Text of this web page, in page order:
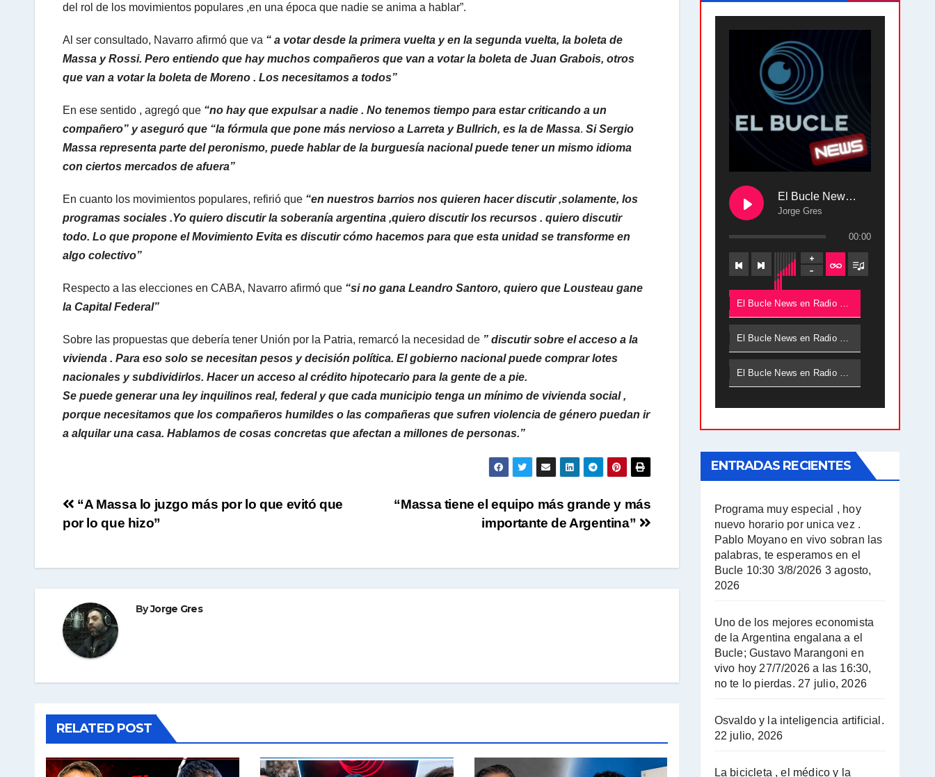
del rol de los movimientos populares ,en una época que nadie se anima a hablar”.
Al ser consultado, Navarro afirmó que va “ a votar desde la primera vuelta y en la segunda vuelta, la boleta de
Massa y Rossi. Pero entiendo que hay muchos compañeros que van a votar la boleta de Juan Grabois, otros
que van a votar la boleta de Moreno . Los necesitamos a todos”
En ese sentido , agregó que “no hay que expulsar a nadie . No tenemos tiempo para estar criticando a un
compañero” y aseguró que “la fórmula que pone más nervioso a Larreta y Bullrich, es la de Massa. Si Sergio
Massa representa parte del peronismo, puede hablar de la burguesía nacional puede tener un mismo idioma
con ciertos mercados de afuera”
En cuanto los movimientos populares, refirió que “en nuestros barrios nos quieren hacer discutir ,solamente, los
programas sociales .Yo quiero discutir la soberanía argentina ,quiero discutir los recursos . quiero discutir
todo. Lo que propone el Movimiento Evita es discutir cómo hacemos para que esta unidad se transforme en
algo colectivo”
Respecto a las elecciones en CABA, Navarro afirmó que “si no gana Leandro Santoro, quiero que Lousteau gane
la Capital Federal”
Sobre las propuestas que debería tener Unión por la Patria, remarcó la necesidad de ” discutir sobre el acceso a la
vivienda . Para eso solo se necesitan pesos y decisión política. El gobierno nacional puede comprar lotes
nacionales y subdividirlos. Hacer un acceso al crédito hipotecario para la gente de a pie.
Se puede generar una ley inquilinos real, federal y que cada municipio tenga un mínimo de vivienda social ,
porque necesitamos que los compañeros humildes o las compañeras que sufren violencia de género puedan ir
a alquilar una casa. Hablamos de cosas concretas que afectan a millones de personas.”
Navegación
de
entradas
“Massa tiene el equipo más grande y más
importante de Argentina”
“A Massa lo juzgo más por lo que evitó que
por lo que hizo”
ByJorge Gres
RELATED POST
El Bucle News en Radio Gráfica. Bloque 2 . 28.04.24
Jorge Gres
00:00
El Bucle News en Radio Gráfica. Bloque 2 . 28.04.24 - Jorge Gres
El Bucle News en Radio Gráfica. Bloque 1 . 28.04.24 - Jorge Gres
El Bucle News en Radio Gráfica. Bloque 2 . 21.04.24 - Jorge Gres
El Bucle News en Radio Gráfica. Bloque 1 . 21.04.24 - Jorge Gres
A mayor poder al empresariado le cuesta encontrar resistencia - Jose Urtubey con Jorge Gres
Hugo Yasky sobre el Impuesto a las grandes fortunas - Hugo Yasky con Jorge Gres
Hugo Yasky sobre la Coordinadora de las Industrias de Productos Alimenticios (COPAL) - Hugo Yasky con Jorge Gres
Pablo Moyano sobre el espionaje: "Estos personajes siniestros han hecho mucho daño" - Pablo Moyano con Jorge Gres
Pablo Moyano sobre el espionaje: "La AFI era una banda ilícita" - Pablo Moyano con Jorge Gres
ENTRADAS RECIENTES
Programa muy especial , hoy
nuevo horario por unica vez .
Pablo Moyano en vivo sobran las
palabras, te esperamos en el
Bucle 10:30 3/8/2026 3 agosto,
2026
Uno de los mejores economista
de la Argentina engalana a el
Bucle; Gustavo Marangoni en
vivo hoy 27/7/2026 a las 16:30,
no te lo pierdas. 27 julio, 2026
Osvaldo y la inteligencia artificial.
22 julio, 2026
La bicicleta , el médico y la